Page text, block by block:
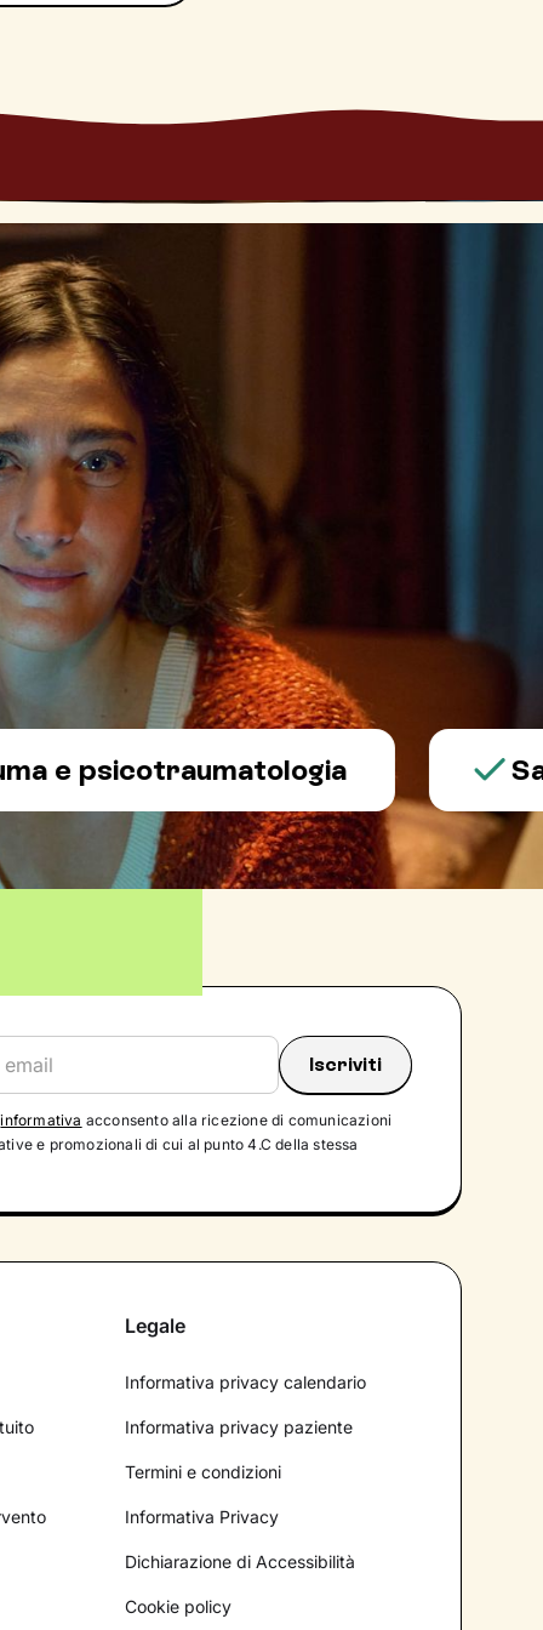
psicotraumatologia Salute
informativa acconsento alla ricezione di comunicazioni
e promozionali di cui al punto 4.C della stessa
Legale
Informativa privacy calendario
Informativa privacy paziente
Termini e condizioni
Informativa Privacy
Dichiarazione di Accessibilità
Cookie policy